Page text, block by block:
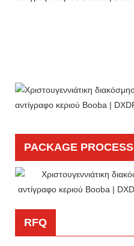
PACKAGE PROCESS
RFQ